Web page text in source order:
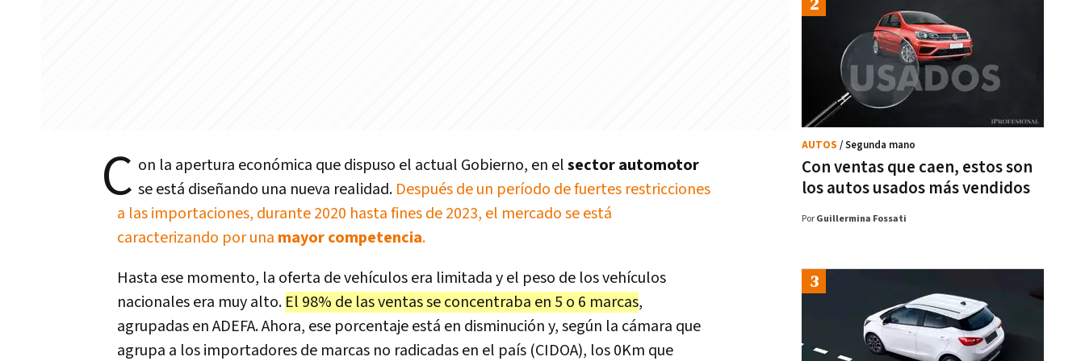
C on la apertura económica que dispuso el actual Gobierno, en elsector automotor
se está diseñando una nueva realidad. Después de un período de fuertes restricciones
a las importaciones, durante 2020 hasta fines de 2023, el mercado se está
caracterizando por una mayor competencia.
Hasta ese momento, la oferta de vehículos era limitada y el peso de los vehículos
nacionales era muy alto. El 98% de las ventas se concentraba en 5 o 6 marcas,
agrupadas en ADEFA. Ahora, ese porcentaje está en disminución y, según la cámara que
agrupa a los importadores de marcas no radicadas en el país (CIDOA), los 0Km que
Con ventas que caen, estos son
los autos usados más vendidos
AUTOS / Segunda mano
Por Guillermina Fossati